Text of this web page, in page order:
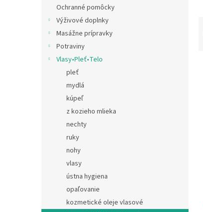
Ochranné pomôcky
Výživové doplnky
Masážne prípravky
Potraviny
Vlasy•Pleť•Telo
pleť
mydlá
kúpeľ
z kozieho mlieka
nechty
ruky
nohy
vlasy
ústna hygiena
opaľovanie
kozmetické oleje vlasové